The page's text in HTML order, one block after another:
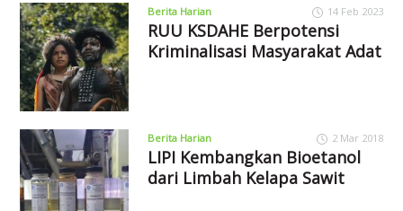
Berita Harian 14 Feb 2023
RUU KSDAHE Berpotensi
Kriminalisasi Masyarakat Adat
Berita Harian 2 Mar 2018
LIPI Kembangkan Bioetanol
dari Limbah Kelapa Sawit